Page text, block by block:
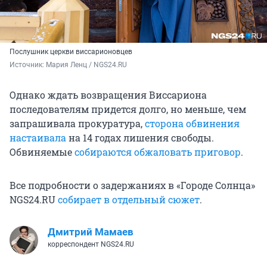
Послушник церкви виссарионовцев
Источник: Мария Ленц / NGS24.RU
Однако ждать возвращения Виссариона
последователям придется долго, но меньше, чем
запрашивала прокуратура,сторона обвинения
настаивалана 14 годахлишения свободы.
Обвиняемыесобираются обжаловать приговор.
Все подробности о задержаниях в «Городе Солнца»
NGS24.RUсобирает в отдельный сюжет.
Дмитрий Мамаев
корреспондент NGS24.RU